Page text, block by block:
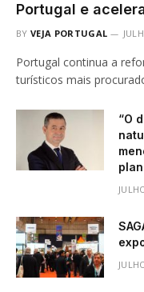
Portugal e
BY VEJA PORTUGAL
Portugal continua a
turísticos mais
“O